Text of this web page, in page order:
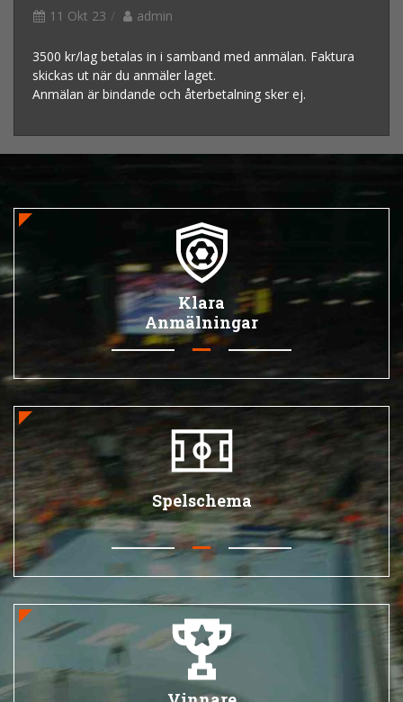
11 Okt 23 admin
3500 kr/lag betalas in i samband med anmälan. Faktura
skickas ut när du anmäler laget.
Anmälan är bindande och återbetalning sker ej.
Klara
Anmälningar
Spelschema